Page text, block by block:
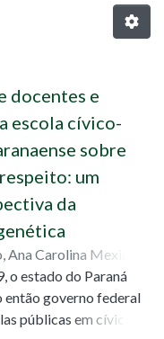
docentes e
escola cívico-
sobre
um
da
Ana Carolina Mexia
Neves de;Silva, Sônia
;Lopes, Ricardo
o estado do Paraná
então governo federal
públicas em cívico-